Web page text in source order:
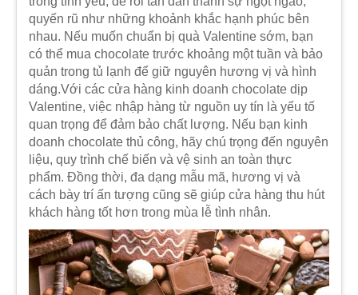
quyến rũ như những khoảnh khắc hạnh phúc bên
nhau. Nếu muốn chuẩn bị quà Valentine sớm, bạn
có thể mua chocolate trước khoảng một tuần và bảo
quản trong tủ lạnh để giữ nguyên hương vị và hình
dáng.Với các cửa hàng kinh doanh chocolate dịp
Valentine, việc nhập hàng từ nguồn uy tín là yếu tố
quan trọng để đảm bảo chất lượng. Nếu bạn kinh
doanh chocolate thủ công, hãy chú trọng đến nguyên
liệu, quy trình chế biến và vệ sinh an toàn thực
phẩm. Đồng thời, đa dạng mẫu mã, hương vị và
cách bày trí ấn tượng cũng sẽ giúp cửa hàng thu hút
khách hàng tốt hơn trong mùa lễ tình nhân.